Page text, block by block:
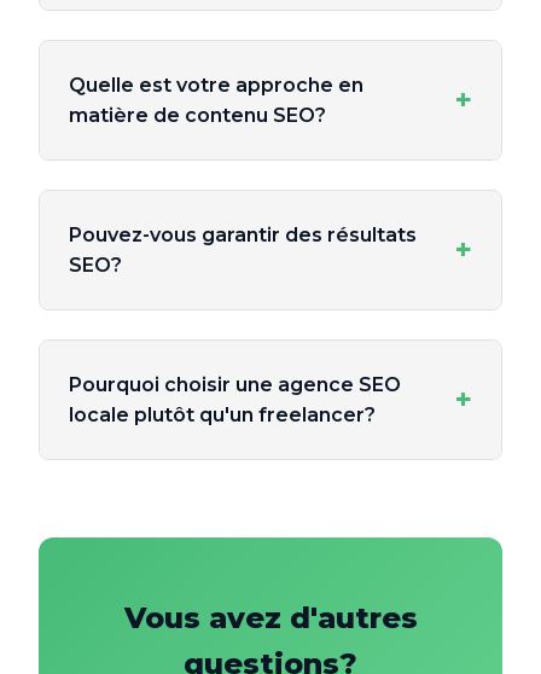
Quelle est votre approche en
matière de contenu SEO?
+
Pouvez-vous garantir des résultats
SEO?
+
Pourquoi choisir une agence SEO
locale plutôt qu'un freelancer?
+
Vous avez d'autres
questions?